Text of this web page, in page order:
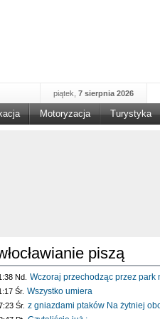
piątek, 7 sierpnia 2026
Motoryzacja Turystyka
piszą
Nd. Wczoraj przechodząc przez park
Śr. Wszystko umiera
Śr. z gniazdami ptaków Na żytniej